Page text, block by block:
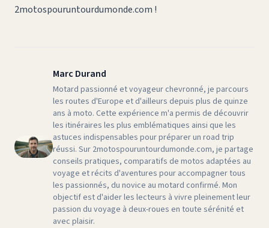
2motospouruntourdumonde.com !
Marc Durand
Motard passionné et voyageur chevronné, je parcours
les routes d'Europe et d'ailleurs depuis plus de quinze
ans à moto. Cette expérience m'a permis de découvrir
les itinéraires les plus emblématiques ainsi que les
astuces indispensables pour préparer un road trip
réussi. Sur 2motospouruntourdumonde.com, je partage
conseils pratiques, comparatifs de motos adaptées au
voyage et récits d'aventures pour accompagner tous
les passionnés, du novice au motard confirmé. Mon
objectif est d'aider les lecteurs à vivre pleinement leur
passion du voyage à deux-roues en toute sérénité et
avec plaisir.